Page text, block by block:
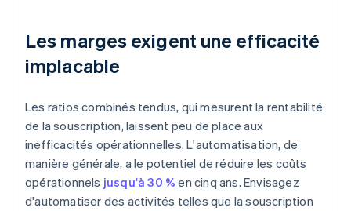
Les marges exigent une efficacité
implacable
Les ratios combinés tendus, qui mesurent la rentabilité
de la souscription, laissent peu de place aux
inefficacités opérationnelles. L'automatisation, de
manière générale, a le potentiel de réduire les coûts
opérationnels jusqu'à 30 % en cinq ans. Envisagez
d'automatiser des activités telles que la souscription